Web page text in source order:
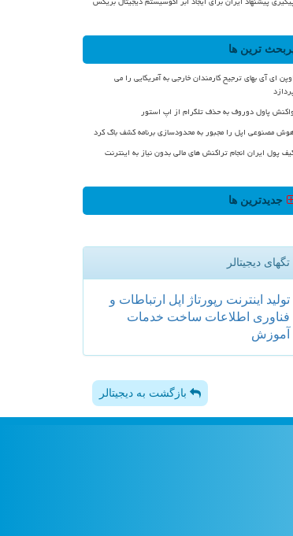
ترین ها
اوپن ای آی بهای ترجیح کارمندان خارجی به آمریکایی را می
واکنش پاول دوروف به حذف تلگرام از اپ استور
مصنوعی اپل را مجبور به محدودسازی برنامه کشف باگ کرد
پول ایران انجام تراکنش های مالی بدون نیاز به اینترنت
جدیدترین ها
تگهای دیجیتالر
تولید اینترنت رپورتاژ اپل ارتباطات و
فناوری اطلاعات ساخت خدمات
آموزش
بازگشت به دیجیتالر